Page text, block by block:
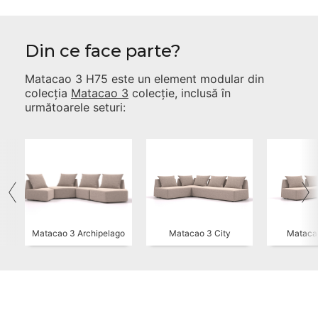
Din ce face parte?
Matacao 3 H75 este un element modular din
colecția Matacao 3 colecție, inclusă în
următoarele seturi:
Matacao 3 Archipelago Matacao 3 City